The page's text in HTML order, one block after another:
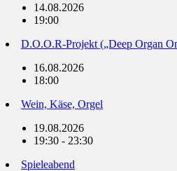
14.08.2026
19:00
D.O.O.R-Projekt („Deep Organ
16.08.2026
18:00
Wein, Käse, Orgel
19.08.2026
19:30 - 23:30
Spieleabend